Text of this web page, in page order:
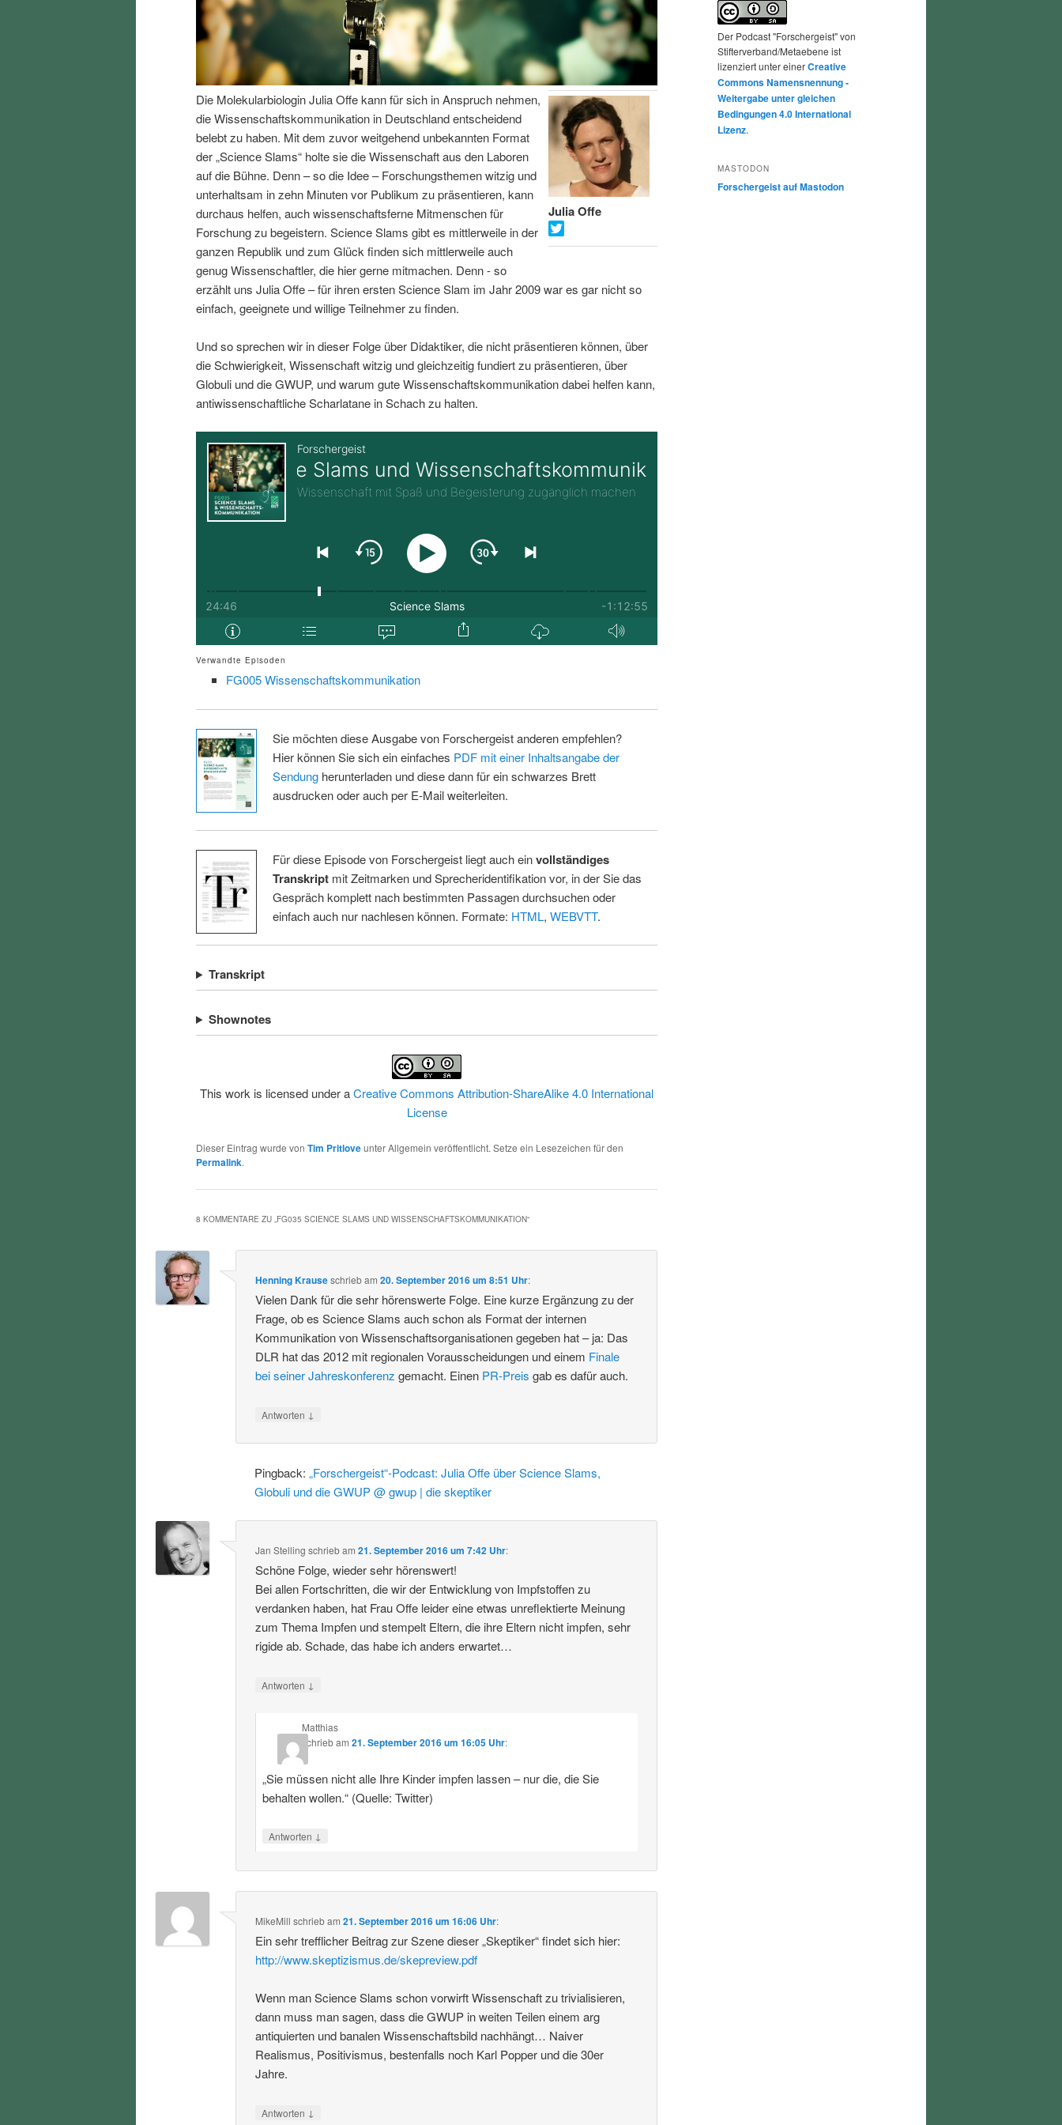
I
h
a
l
t
s
p
i
n
g
e
n
e
I
n
h
a
l
t
p
r
i
n
g
n
Julia Offe
Die Molekularbiologin Julia Offe kann für sich in Anspruch nehmen,
die Wissenschaftskommunikation in Deutschland entscheidend
belebt zu haben. Mit dem zuvor weitgehend unbekannten Format
der „Science Slams“ holte sie die Wissenschaft aus den Laboren
auf die Bühne. Denn – so die Idee – Forschungsthemen witzig und
unterhaltsam in zehn Minuten vor Publikum zu präsentieren, kann
durchaus helfen, auch wissenschaftsferne Mitmenschen für
Forschung zu begeistern. Science Slams gibt es mittlerweile in der
ganzen Republik und zum Glück finden sich mittlerweile auch
genug Wissenschaftler, die hier gerne mitmachen. Denn - so
erzählt uns Julia Offe – für ihren ersten Science Slam im Jahr 2009 war es gar nicht so
einfach, geeignete und willige Teilnehmer zu finden.
Und so sprechen wir in dieser Folge über Didaktiker, die nicht präsentieren können, über
die Schwierigkeit, Wissenschaft witzig und gleichzeitig fundiert zu präsentieren, über
Globuli und die GWUP, und warum gute Wissenschaftskommunikation dabei helfen kann,
antiwissenschaftliche Scharlatane in Schach zu halten.
Verwandte Episoden
FG005 Wissenschaftskommunikation
Sie möchten diese Ausgabe von Forschergeist anderen empfehlen?
Hier können Sie sich ein einfaches PDF mit einer Inhaltsangabe der
Sendungherunterladen und diese dann für ein schwarzes Brett
ausdrucken oder auch per E-Mail weiterleiten.
Für diese Episode von Forschergeist liegt auch einvollständiges
Transkriptmit Zeitmarken und Sprecheridentifikation vor, in der Sie das
Gespräch komplett nach bestimmten Passagen durchsuchen oder
einfach auch nur nachlesen können. Formate: HTML, WEBVTT.
Transkript
Shownotes
This work is licensed under aCreative Commons Attribution-ShareAlike 4.0 International
License
Dieser Eintrag wurde von Tim Pritloveunter Allgemein veröffentlicht. Setze ein Lesezeichen für den
Permalink.
8 KOMMENTARE ZU „FG035 SCIENCE SLAMS UND WISSENSCHAFTSKOMMUNIKATION“
Henning Krauseschriebam20. September 2016 um 8:51 Uhr:
Vielen Dank für die sehr hörenswerte Folge. Eine kurze Ergänzung zu der
Frage, ob es Science Slams auch schon als Format der internen
Kommunikation von Wissenschaftsorganisationen gegeben hat – ja: Das
DLR hat das 2012 mit regionalen Vorausscheidungen und einem Finale
bei seiner Jahreskonferenz gemacht. Einen PR-Preis gab es dafür auch.
Antworten ↓
Pingback:„Forschergeist“-Podcast: Julia Offe über Science Slams,
Globuli und die GWUP @ gwup | die skeptiker
Jan Stelling schriebam21. September 2016 um 7:42 Uhr:
Schöne Folge, wieder sehr hörenswert!
Bei allen Fortschritten, die wir der Entwicklung von Impfstoffen zu
verdanken haben, hat Frau Offe leider eine etwas unreflektierte Meinung
zum Thema Impfen und stempelt Eltern, die ihre Eltern nicht impfen, sehr
rigide ab. Schade, das habe ich anders erwartet…
Antworten ↓
Matthias
schriebam 21. September 2016 um 16:05 Uhr:
„Sie müssen nicht alle Ihre Kinder impfen lassen – nur die, die Sie
behalten wollen.“ (Quelle: Twitter)
Antworten ↓
MikeMill schriebam21. September 2016 um 16:06 Uhr:
Ein sehr trefflicher Beitrag zur Szene dieser „Skeptiker“ findet sich hier:
http://www.skeptizismus.de/skepreview.pdf
Wenn man Science Slams schon vorwirft Wissenschaft zu trivialisieren,
dann muss man sagen, dass die GWUP in weiten Teilen einem arg
antiquierten und banalen Wissenschaftsbild nachhängt… Naiver
Realismus, Positivismus, bestenfalls noch Karl Popper und die 30er
Jahre.
Antworten ↓
Der Podcast "Forschergeist" von
Stifterverband/Metaebene ist
lizenziert unter einerCreative
Commons Namensnennung -
Weitergabe unter gleichen
Bedingungen 4.0 International
Lizenz.
MASTODON
Forschergeist auf Mastodon